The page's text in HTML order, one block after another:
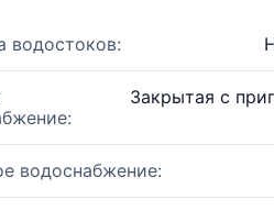
водостоков:
Закрытая с
водоснабжение: